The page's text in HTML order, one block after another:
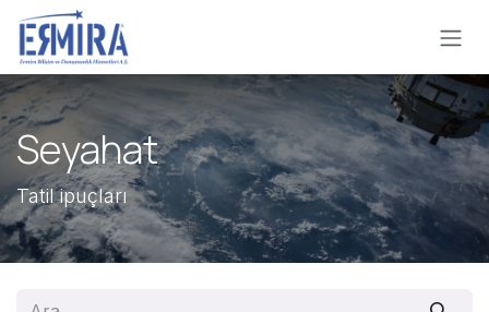
İçereği Atla
Seyahat
Tatil ipuçları